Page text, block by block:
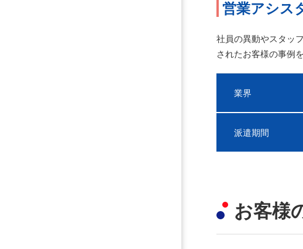
営業アシス
社員の異動やスタッ
されたお客様の事例
業界
派遣期間
お客様